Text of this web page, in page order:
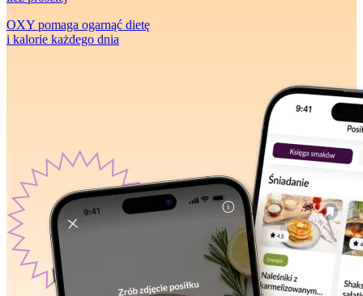
OXY pomaga ogarnąć dietę
i kalorie każdego dnia